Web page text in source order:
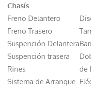
Chasís
Freno Delantero
Freno Trasero
Suspención Delantera
Suspención trasera
Rines
de
Sistema de Arranque